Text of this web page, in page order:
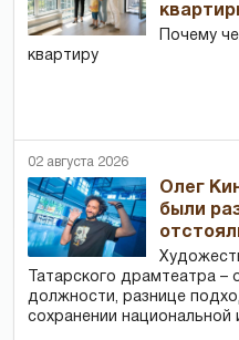
Почему
квартиру
02 августа 2026
Олег
были
Татарского драмтеатра –
должности, разнице
сохранении национальной